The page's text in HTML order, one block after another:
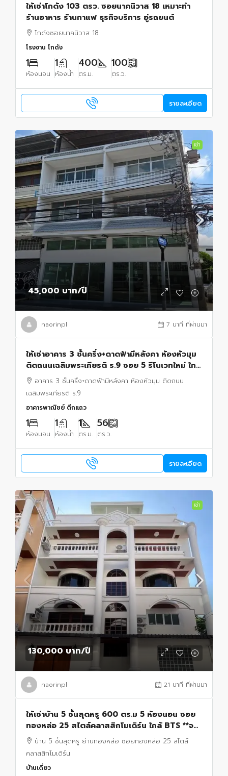
ให้เช่าโกดัง 103 ตรว. ซอยนาคนิวาส 18 เหมาะทำ
ร้านอาหาร ร้านกาแฟ ธุรกิจบริการ อู่รถยนต์
โกดังซอยนาคนิวาส 18
โรงงาน โกดัง
1
ห้องนอน
1
ห้องน้ำ
400
ตร.ม.
100
ตร.ว.
รายละเอียด
เช่า
45,000 บาท/ปี
naorinpl 7 นาที ที่ผ่านมา
ให้เช่าอาคาร 3 ชั้นครึ่ง+ดาดฟ้ามีหลังคา ห้องหัวมุม
ติดถนนเฉลิมพระเกียรติ ร.9 ซอย 5 รีโนเวทใหม่ ใกล้
รถไฟฟ้าศรีอุดม 400 เมตร
อาคาร 3 ชั้นครึ่ง+ดาดฟ้ามีหลังคา ห้องหัวมุม ติดถนน
เฉลิมพระเกียรติ ร.9
อาคารพาณิชย์ ตึกแถว
1
ห้องนอน
1
ห้องน้ำ
1
ตร.ม.
56
ตร.ว.
รายละเอียด
เช่า
130,000 บาท/ปี
naorinpl 21 นาที ที่ผ่านมา
ให้เช่าบ้าน 5 ชั้นสุดหรู 600 ตร.ม 5 ห้องนอน ซอย
ทองหล่อ 25 สไตล์คลาสสิกโมเดิร์น ใกล้ BTS **จด
ทะเบียนบริษัทได้ เลี้ยงสัตว์ได้
บ้าน 5 ชั้นสุดหรู ย่านทองหล่อ ซอยทองหล่อ 25 สไตล์
คลาสสิกโมเดิร์น
บ้านเดี่ยว